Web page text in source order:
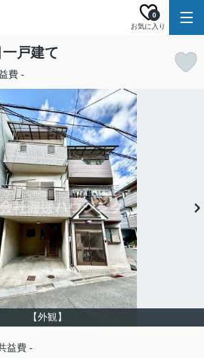
お気に入り
0
戸建て
費 -
【外観】
益費 -